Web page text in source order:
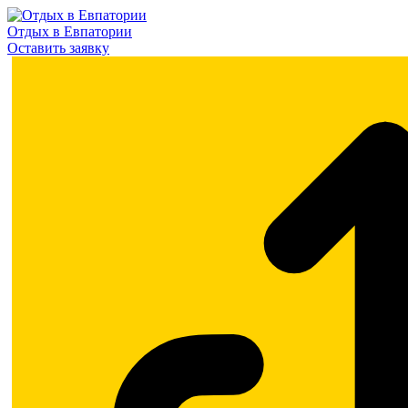
Отдых в Евпатории
Оставить заявку